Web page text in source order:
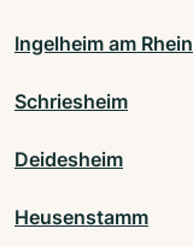
Ingelheim am Rhein
Schriesheim
Deidesheim
Heusenstamm